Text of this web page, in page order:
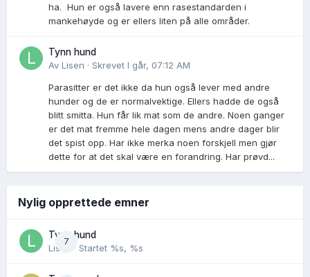
ha. Hun er også lavere enn rasestandarden i
mankehøyde og er ellers liten på alle områder.
Tynn hund
Av Lisen · Skrevet I går, 07:12 AM
Parasitter er det ikke da hun også lever med andre
hunder og de er normalvektige. Ellers hadde de også
blitt smitta. Hun får lik mat som de andre. Noen ganger
er det mat fremme hele dagen mens andre dager blir
det spist opp. Har ikke merka noen forskjell men gjør
dette for at det skal være en forandring. Har prøvd...
Nylig opprettede emner
7
Tynn hund
Lisen
· Startet %s, %s